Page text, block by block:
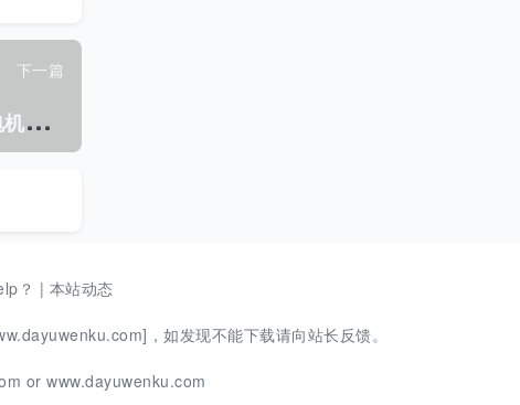
下一篇
N
B/T 42112-2017 往复式内燃燃气发电机组污染物排放限值.pdf
？ | 本站动态
，如发现不能下载请向站长反馈。
or www.dayuwenku.com